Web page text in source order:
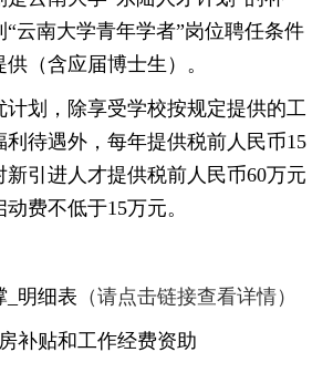
云南大学青年学者”岗位聘任条件
（含应届博士生）。
计划，除享受学校按规定提供的工
利待遇外，每年提供税前人民币15
引进人才提供税前人民币60万元
费不低于15万元。
_明细表 （请点击链接查看详情）
补贴和工作经费资助